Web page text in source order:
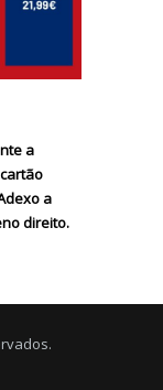
a
a
direito.